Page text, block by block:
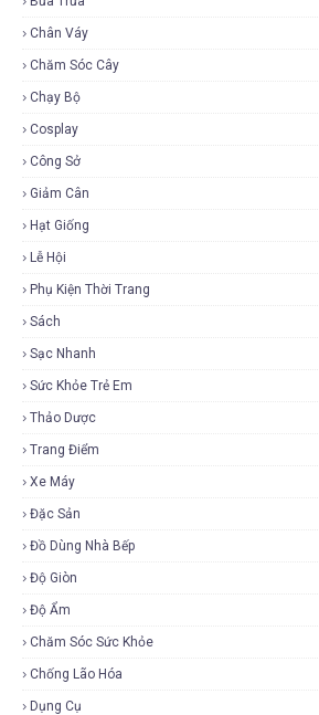
Chân Váy
Chăm Sóc Cây
Chạy Bộ
Cosplay
Công Sở
Giảm Cân
Hạt Giống
Lễ Hội
Phụ Kiện Thời Trang
Sách
Sạc Nhanh
Sức Khỏe Trẻ Em
Thảo Dược
Trang Điểm
Xe Máy
Đặc Sản
Đồ Dùng Nhà Bếp
Độ Giòn
Độ Ẩm
Chăm Sóc Sức Khỏe
Chống Lão Hóa
Dụng Cụ